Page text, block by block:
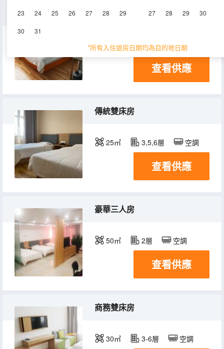
23 24 25 26 27 28 29
30 31
27 28 29 30
*所有入住退房日期均為目的地日期
安心住大床房
28㎡ 2層 空調
查看供應
傳統雙床房
25㎡ 3,5,6層 空調
查看供應
豪華三人房
50㎡ 2層 空調
查看供應
商務雙床房
30㎡ 3-6層 空調